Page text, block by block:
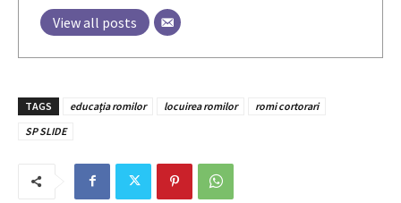
View all posts
TAGS educaţia romilor locuirea romilor
romi cortorari
SP SLIDE